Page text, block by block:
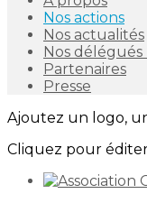
Nos actions
Nos actualités
Nos
Partenaires
Presse
Ajoutez un logo,
Cliquez pour